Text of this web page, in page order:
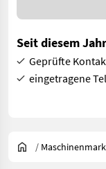
Seit diesem
Geprüfte
eingetragene
/